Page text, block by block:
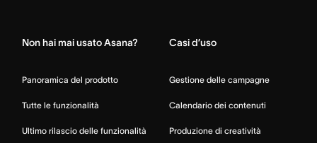
Non hai mai usato Asana?
Panoramica del prodotto
Tutte le funzionalità
Ultimo rilascio delle funzionalità
Casi d’uso
Gestione delle campagne
Calendario dei contenuti
Produzione di creatività